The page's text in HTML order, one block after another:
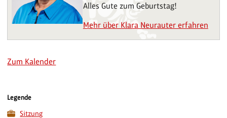
Alles Gute zum Geburtstag!
Mehr über Klara Neurauter erfahren
Zum Kalender
Legende
Sitzung